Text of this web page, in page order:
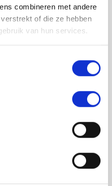
combineren met andere
of die ze hebben
van hun services.
door de
NCJ. Als zij
met de